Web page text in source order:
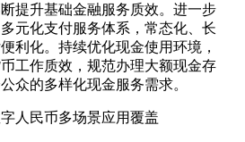
提升基础金融服务质效。进一步
元化支付服务体系，常态化、长
利化。持续优化现金使用环境，
工作质效，规范办理大额现金存
众的多样化现金服务需求。
人民币多场景应用覆盖